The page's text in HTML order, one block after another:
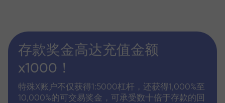
存款奖金高达充值金额
x1000！
特殊X账户不仅获得1:5000杠杆，还获得1,000%至
10,000%的可交易奖金，可承受数十倍于存款的回